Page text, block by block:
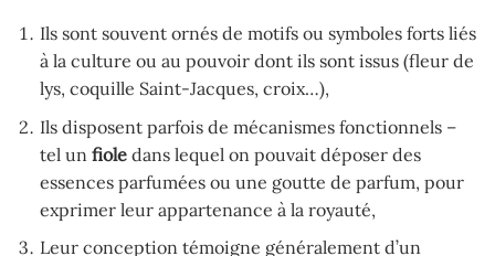
Ils sont souvent ornés de motifs ou symboles forts liés
à la culture ou au pouvoir dont ils sont issus (fleur de
lys, coquille Saint-Jacques, croix…),
Ils disposent parfois de mécanismes fonctionnels –
tel un fioledans lequel on pouvait déposer des
essences parfumées ou une goutte de parfum, pour
exprimer leur appartenance à la royauté,
Leur conception témoigne généralement d’un